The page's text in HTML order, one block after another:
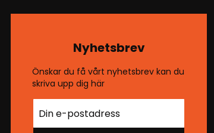
Nyhetsbrev
Önskar du få vårt nyhetsbrev kan du
skriva upp dig här